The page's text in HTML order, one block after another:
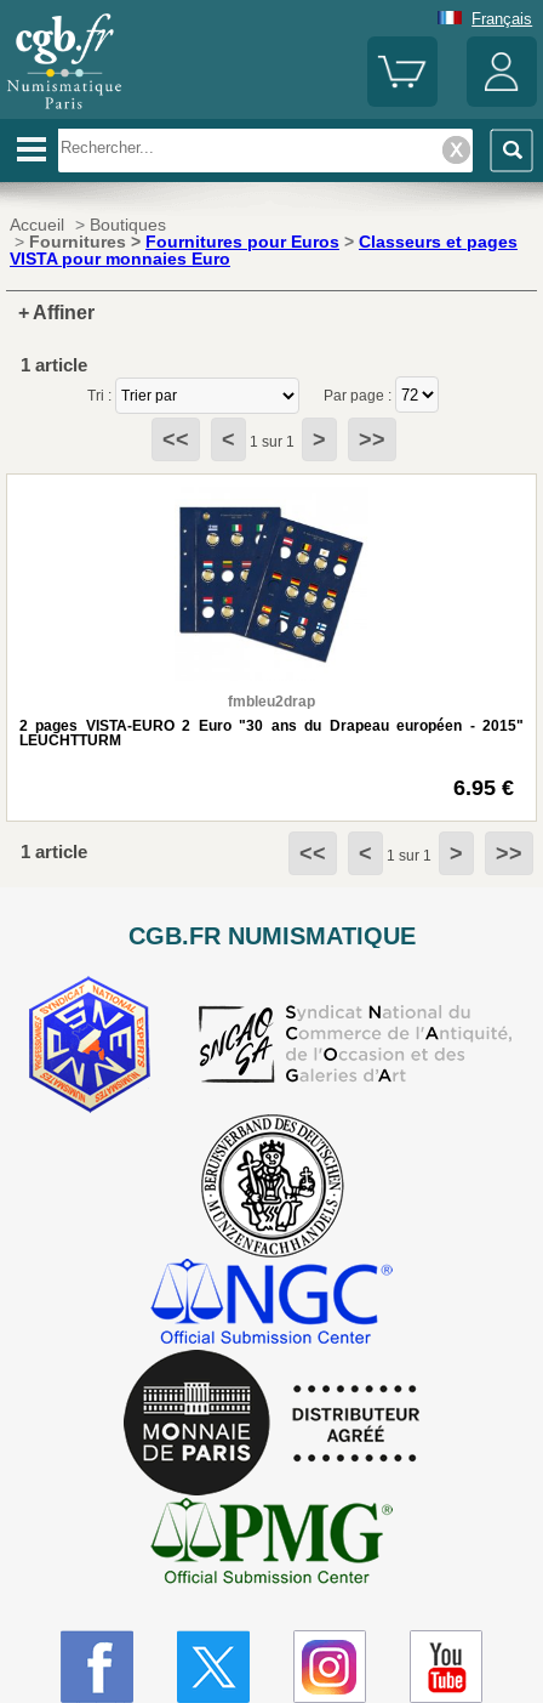
Français
Accueil > Boutiques
> Fournitures > Fournitures pour Euros> Classeurs et pages
VISTA pour monnaies Euro
+ Affiner
1 article
Tri : Par page :
<< < 1 sur 1 > >>
fmbleu2drap
2 pages VISTA-EURO 2 Euro "30 ans du Drapeau européen - 2015"
LEUCHTTURM
6.95 €
1 article << < 1 sur 1 > >>
CGB.FR NUMISMATIQUE